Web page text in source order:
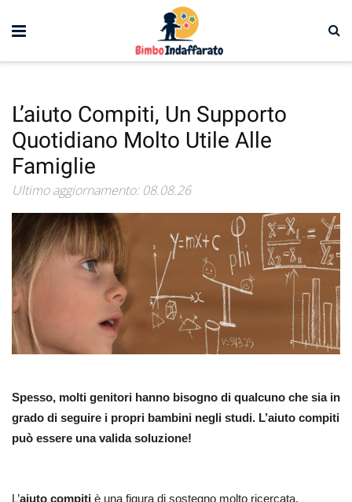
L’aiuto Compiti, Un Supporto
Quotidiano Molto Utile Alle
Famiglie
Ultimo aggiornamento: 08.08.26
Spesso, molti genitori hanno bisogno di qualcuno che sia in
grado di seguire i propri bambini negli studi. L’aiuto compiti
può essere una valida soluzione!
L’aiuto compiti è una figura di sostegno molto ricercata,